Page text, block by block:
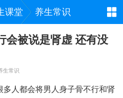
课堂 养生常识
会被说是肾虚 还有没
生常识
多人都会将男人身子骨不行和肾